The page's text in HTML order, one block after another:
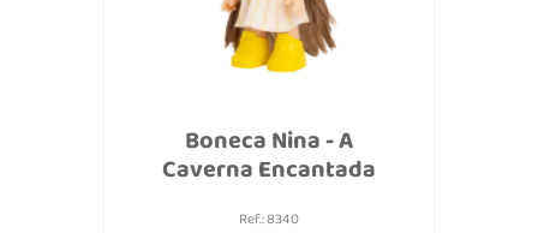
Boneca Nina - A
Caverna Encantada
Ref.: 8340